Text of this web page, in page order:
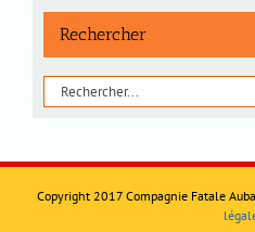
Rechercher
Rechercher:
Copyright 2017 Compagnie Fatale